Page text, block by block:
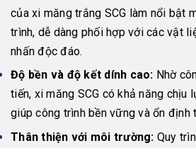
của xi măng trắng SCG làm nổi bật
trình, dễ dàng phối hợp với các vật
nhấn độc đáo.
Độ bền và độ kết dính cao: Nhờ
tiến, xi măng SCG có khả năng chịu
giúp công trình bền vững và ổn định
Thân thiện với môi trường: Quy